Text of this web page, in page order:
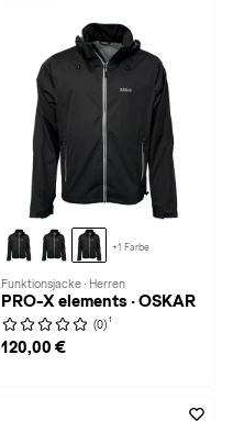
+1 Farbe
Funktionsjacke · Herren
PRO-X elements · OSKAR
(0) 1
120,00 €